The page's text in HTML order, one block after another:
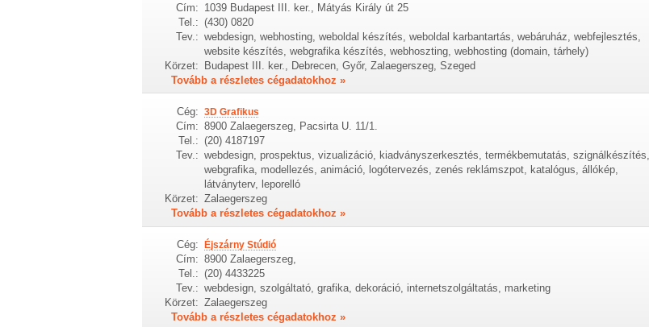
Cím: 1039 Budapest III. ker., Mátyás Király út 25
Tel.: (430) 0820
Tev.: webdesign, webhosting, weboldal készítés, weboldal karbantartás, webáruház, webfejlesztés,
website készítés, webgrafika készítés, webhoszting, webhosting (domain, tárhely)
Körzet: Budapest III. ker., Debrecen, Győr, Zalaegerszeg, Szeged
Tovább a részletes cégadatokhoz »
Cég: 3D Grafikus
Cím: 8900 Zalaegerszeg, Pacsirta U. 11/1.
Tel.: (20) 4187197
Tev.: webdesign, prospektus, vizualizáció, kiadványszerkesztés, termékbemutatás, szignálkészítés,
webgrafika, modellezés, animáció, logótervezés, zenés reklámszpot, katalógus, állókép,
látványterv, leporelló
Körzet: Zalaegerszeg
Tovább a részletes cégadatokhoz »
Cég: Éjszárny Stúdió
Cím: 8900 Zalaegerszeg,
Tel.: (20) 4433225
Tev.: webdesign, szolgáltató, grafika, dekoráció, internetszolgáltatás, marketing
Körzet: Zalaegerszeg
Tovább a részletes cégadatokhoz »